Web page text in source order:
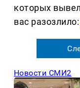
которых
вас
Новости СМИ2